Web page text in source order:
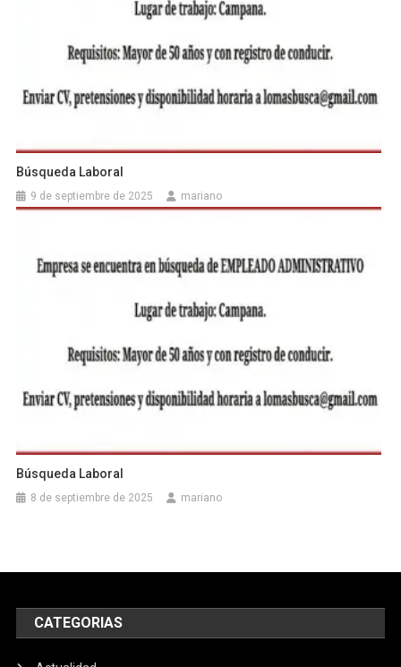
Búsqueda Laboral
9 de septiembre de 2025 mariano
Búsqueda Laboral
8 de septiembre de 2025 mariano
CATEGORIAS